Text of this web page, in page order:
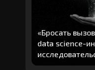
«Бросать
data science-
"Авито"